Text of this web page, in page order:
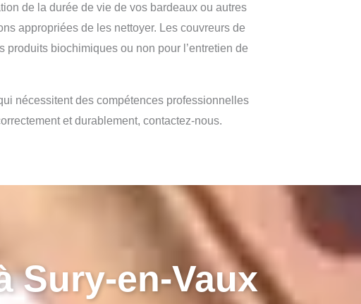
de la durée de vie de vos bardeaux ou autres
appropriées de les nettoyer. Les couvreurs de
biochimiques ou non pour l’entretien de
nécessitent des compétences professionnelles
et durablement, contactez-nous.
Sury-en-Vaux